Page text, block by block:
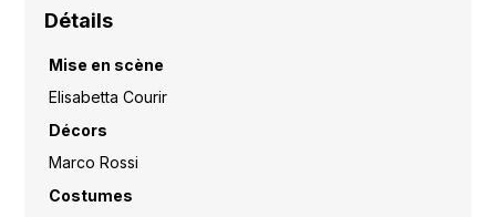
Détails
Mise en scène
Elisabetta Courir
Décors
Marco Rossi
Costumes